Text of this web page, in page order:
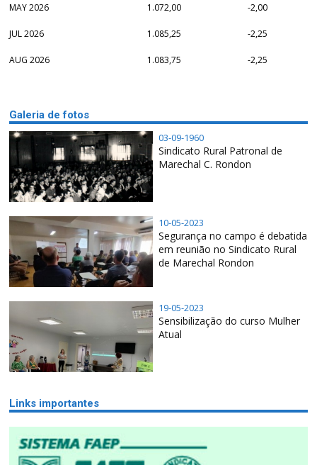
MAY 2026 1.072,00 -2,00
JUL 2026 1.085,25 -2,25
AUG 2026 1.083,75 -2,25
Galeria de fotos
03-09-1960
Sindicato Rural Patronal de
Marechal C. Rondon
10-05-2023
Segurança no campo é debatida
em reunião no Sindicato Rural
de Marechal Rondon
19-05-2023
Sensibilização do curso Mulher
Atual
Links importantes